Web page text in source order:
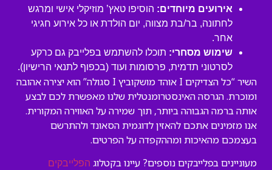
אירועים מיוחדים: הוסיפו טאץ’ מוזיקלי אישי ומרגש
לחתונה, בר/בת מצווה, יום הולדת או כל אירוע חגיגי
אחר.
שימוש מסחרי: תוכלו להשתמש בפלייבק גם כרקע
לסרטוני תדמית, פרסומות ועוד (בכפוף לתנאי הרישיון).
השיר “כל הצדיקים I אוהד מושקוביץ I סגולה” הוא יצירה אהובה
ומוכרת. הגרסה האינסטרומנטלית שלנו מאפשרת לכם לבצע
אותה ברמה הגבוהה ביותר, תוך שמירה על האווירה המקורית.
אנו מזמינים אתכם להאזין לדוגמית הסאונד ולהתרשם
בעצמכם מהאיכות ומההקפדה על הפרטים.
מעוניינים בפלייבקים נוספים? עיינו בקטלוג הפלייבקים